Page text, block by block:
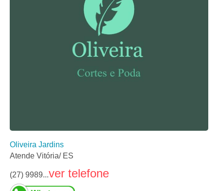
Oliveira Jardins
Atende Vitória/ ES
(27) 9989...ver telefone